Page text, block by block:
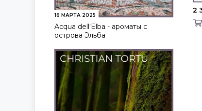
16 МАРТА 2025
Acqua dell'Elba - ароматы с
острова Эльба
2